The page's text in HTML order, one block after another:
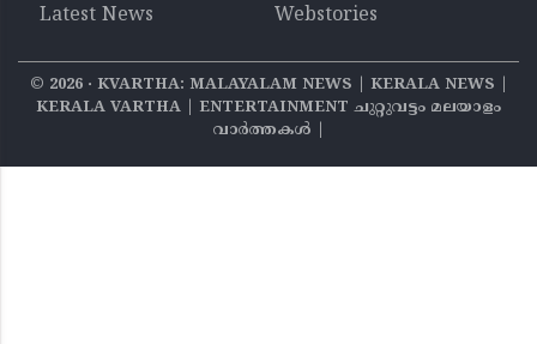
Latest News
Webstories
© 2026‧ KVARTHA: MALAYALAM NEWS | KERALA NEWS |
KERALA VARTHA | ENTERTAINMENT ചുറ്റുവട്ടം മലയാളം
വാര്‍ത്തകൾ |